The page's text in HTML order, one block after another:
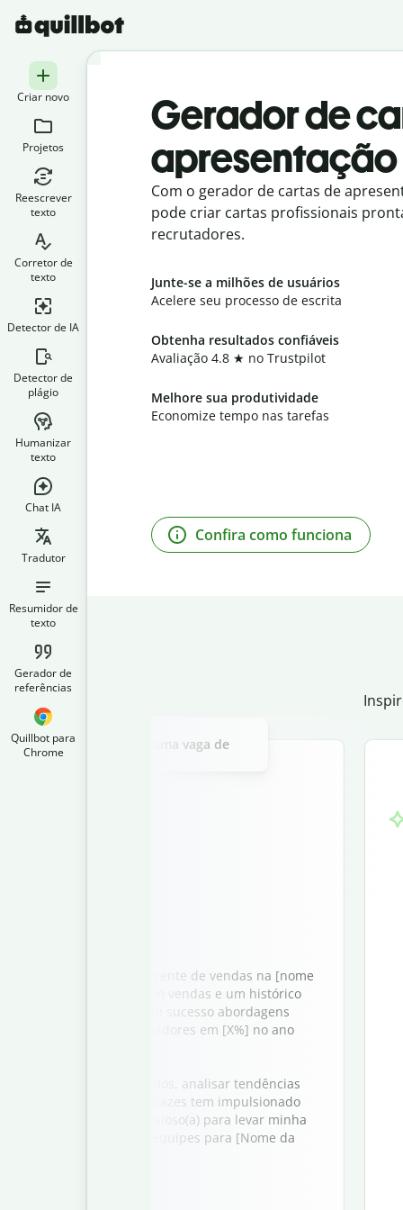
Criar novo
Projetos
Reescrever
texto
Corretor de
texto
Detector de IA
Detector de
plágio
Humanizar
texto
Chat IA
Tradutor
Resumidor de
texto
Gerador de
referências
Quillbot para
Chrome
Gerador de
Com o gerador de cartas de
pode criar cartas profissionais
recrutadores.
Junte-se a milhões de usuários
Acelere seu processo de escrita
Obtenha resultados confiáveis
Avaliação 4.8 ★ no Trustpilot
Melhore sua produtividade
Economize tempo nas tarefas
Confira como funciona
de apresentação para uma vaga de
gerente de vendas.
ao cargo de gerente de vendas na [nome
anos de experiência em vendas e um histórico
clientes, desenvolvi com sucesso abordagens
nossa base de consumidores em [X%] no ano
relacionamentos sólidos, analisar tendências
de vendas eficazes tem impulsionado
da receita. Estou ansioso(a) para levar minha
clientes e liderança de equipes para [Nome da